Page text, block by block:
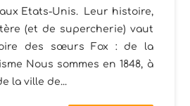
aux Etats-Unis. Leur histoire,
(et de supercherie) vaut
des sœurs Fox : de la
Nous sommes en 1848, à
la ville de...